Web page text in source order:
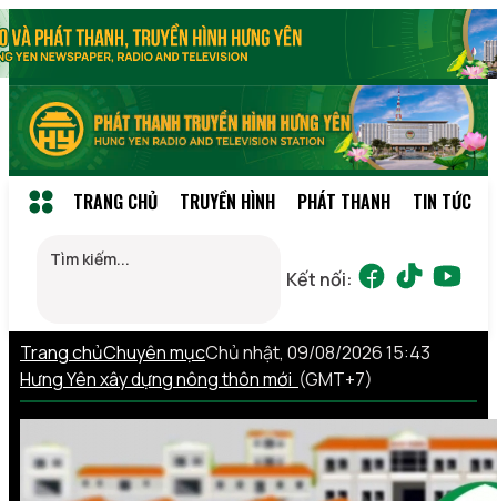
TRANG CHỦ TRUYỀN HÌNH PHÁT THANH TIN TỨC
Kết nối:
Trang chủChuyên mục
Hưng Yên xây dựng nông thôn mới
Chủ nhật, 09/08/2026 15:43
(GMT+7)